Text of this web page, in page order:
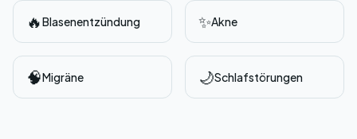
🔥Blasenentzündung ✨Akne
🧠Migräne 🌙Schlafstörungen